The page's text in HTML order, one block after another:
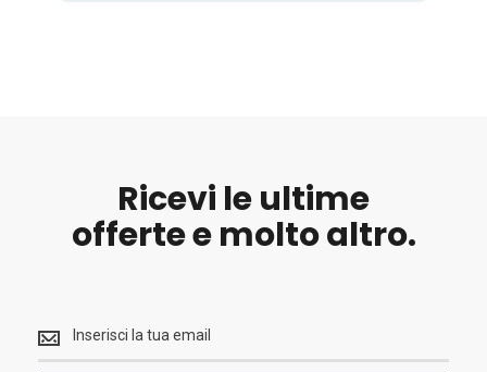
Ricevi le ultime
offerte e molto altro.
le
ultime